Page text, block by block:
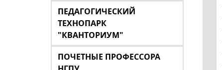
ПЕДАГОГИЧЕСКИЙ
ТЕХНОПАРК
"КВАНТОРИУМ"
ПОЧЕТНЫЕ ПРОФЕССОРА